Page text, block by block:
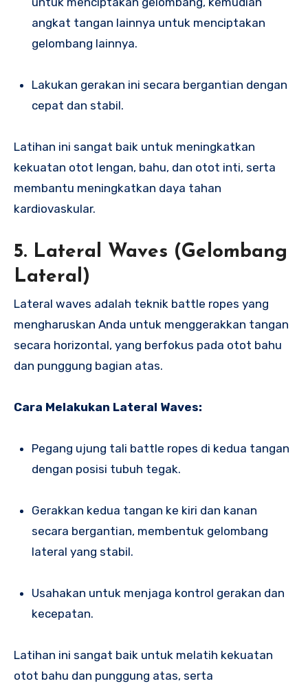
angkat tangan lainnya untuk menciptakan
gelombang lainnya.
Lakukan gerakan ini secara bergantian dengan
cepat dan stabil.
Latihan ini sangat baik untuk meningkatkan
kekuatan otot lengan, bahu, dan otot inti, serta
membantu meningkatkan daya tahan
kardiovaskular.
5. Lateral Waves (Gelombang
Lateral)
Lateral waves adalah teknik battle ropes yang
mengharuskan Anda untuk menggerakkan tangan
secara horizontal, yang berfokus pada otot bahu
dan punggung bagian atas.
Cara Melakukan Lateral Waves:
Pegang ujung tali battle ropes di kedua tangan
dengan posisi tubuh tegak.
Gerakkan kedua tangan ke kiri dan kanan
secara bergantian, membentuk gelombang
lateral yang stabil.
Usahakan untuk menjaga kontrol gerakan dan
kecepatan.
Latihan ini sangat baik untuk melatih kekuatan
otot bahu dan punggung atas, serta